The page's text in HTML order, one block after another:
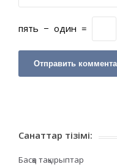
пять − один =
Санаттар тізімі:
Басқа тақырыптар